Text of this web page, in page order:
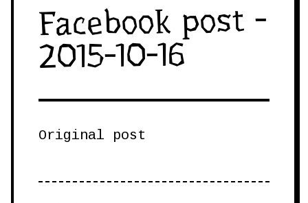
Facebook post -
2015-10-16
Original post